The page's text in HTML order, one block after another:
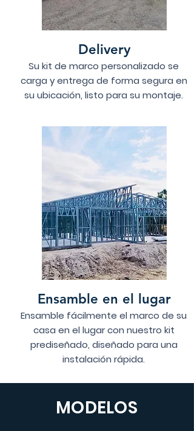
Delivery
Su kit de marco personalizado se
carga y entrega de forma segura en
su ubicación, listo para su montaje.
Ensamble en el lugar
Ensamble fácilmente el marco de su
casa en el lugar con nuestro kit
prediseñado, diseñado para una
instalación rápida.
MODELOS